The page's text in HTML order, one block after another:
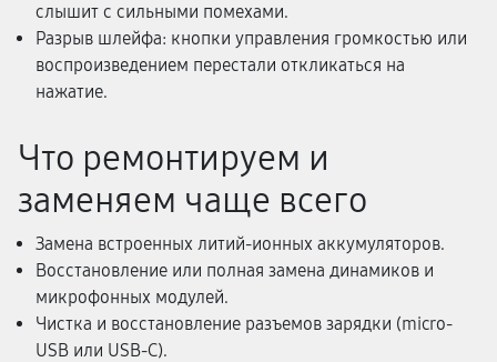
слышит с сильными помехами.
Разрыв шлейфа: кнопки управления громкостью или
воспроизведением перестали откликаться на
нажатие.
Что ремонтируем и
заменяем чаще всего
Замена встроенных литий-ионных аккумуляторов.
Восстановление или полная замена динамиков и
микрофонных модулей.
Чистка и восстановление разъемов зарядки (micro-
USB или USB-C).